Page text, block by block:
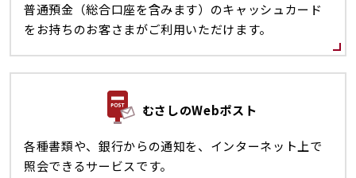
普通預金（総合口座を含みます）のキャッシュカード
をお持ちのお客さまがご利用いただけます。
むさしのWebポスト
各種書類や、銀行からの通知を、インターネット上で
照会できるサービスです。